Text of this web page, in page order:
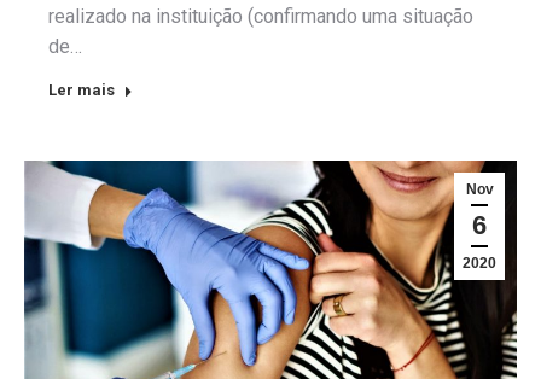
realizado na instituição (confirmando uma situação
de…
Ler mais
Nov
6
2020